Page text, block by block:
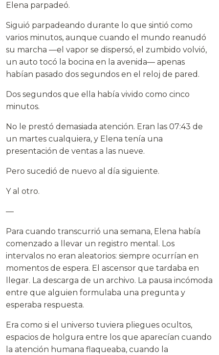
Elena parpadeó.
Siguió parpadeando durante lo que sintió como
varios minutos, aunque cuando el mundo reanudó
su marcha —el vapor se dispersó, el zumbido volvió,
un auto tocó la bocina en la avenida— apenas
habían pasado dos segundos en el reloj de pared.
Dos segundos que ella había vivido como cinco
minutos.
No le prestó demasiada atención. Eran las 07:43 de
un martes cualquiera, y Elena tenía una
presentación de ventas a las nueve.
Pero sucedió de nuevo al día siguiente.
Y al otro.
—
Para cuando transcurrió una semana, Elena había
comenzado a llevar un registro mental. Los
intervalos no eran aleatorios: siempre ocurrían en
momentos de espera. El ascensor que tardaba en
llegar. La descarga de un archivo. La pausa incómoda
entre que alguien formulaba una pregunta y
esperaba respuesta.
Era como si el universo tuviera pliegues ocultos,
espacios de holgura entre los que aparecían cuando
la atención humana flaqueaba, cuando la